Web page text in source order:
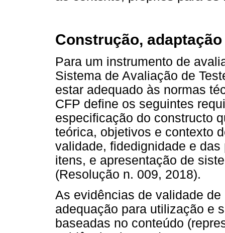
Construção,
Para um instrumento de
Sistema de Avaliação de
estar adequado às normas
CFP define os seguintes
especificação do constructo
teórica, objetivos e contexto
validade, fidedignidade e
itens, e apresentação de
(Resolução n. 009, 2018).
As evidências de validade
adequação para utilização e
baseadas no conteúdo